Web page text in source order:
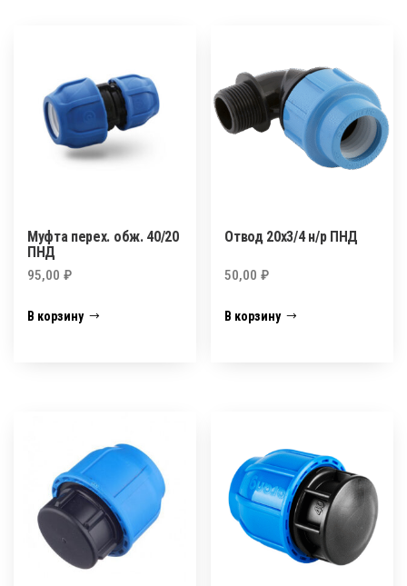
Муфта перех. обж. 40/20
ПНД
95,00 ₽
В корзину
Отвод 20х3/4 н/р ПНД
50,00₽
В корзину